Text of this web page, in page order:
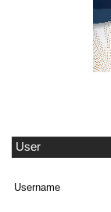
User
Username